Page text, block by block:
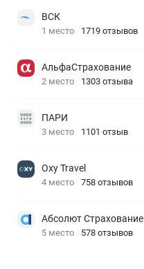
ВСК
1 место 1719 отзывов
АльфаСтрахование
2 место 1303 отзыва
ПАРИ
3 место 1101 отзыв
Oxy Travel
4 место 758 отзывов
Абсолют Страхование
5 место 578 отзывов